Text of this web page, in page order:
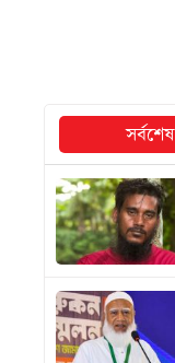
সর্বশেষ